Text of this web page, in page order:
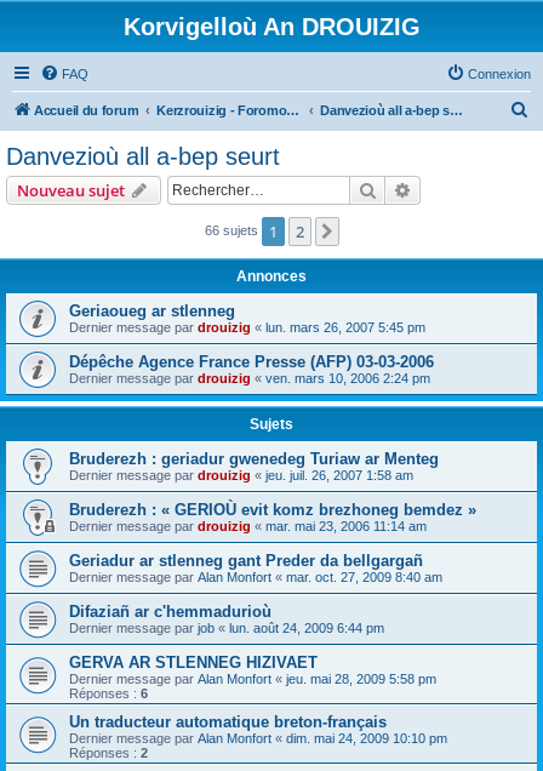
Korvigelloù An DROUIZIG
FAQ Connexion
Accueil du forum Kerzrouizig - Foromoù An Drouizig Danvezioù all a-bep seurt
e
Danvezioù all a-bep seurt
Nouveau sujet Rechercher
66 sujets 1 2
Annonces
Geriaoueg ar stlenneg
Dernier message par drouizig « lun. mars 26, 2007 5:45 pm
Dépêche Agence France Presse (AFP) 03-03-2006
Dernier message par drouizig « ven. mars 10, 2006 2:24 pm
Sujets
Bruderezh : geriadur gwenedeg Turiaw ar Menteg
Dernier message par drouizig « jeu. juil. 26, 2007 1:58 am
Bruderezh : « GERIOÙ evit komz brezhoneg bemdez »
Dernier message par drouizig « mar. mai 23, 2006 11:14 am
Geriadur ar stlenneg gant Preder da bellgargañ
Dernier message par Alan Monfort « mar. oct. 27, 2009 8:40 am
Difaziañ ar c'hemmadurioù
Dernier message par job « lun. août 24, 2009 6:44 pm
GERVA AR STLENNEG HIZIVAET
Dernier message par Alan Monfort « jeu. mai 28, 2009 5:58 pm
Réponses : 6
Un traducteur automatique breton-français
Dernier message par Alan Monfort « dim. mai 24, 2009 10:10 pm
Réponses : 2